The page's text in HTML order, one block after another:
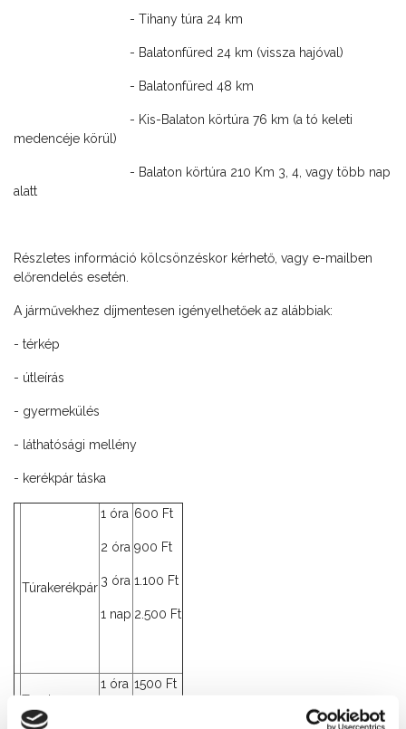
- Tihany túra 24 km
- Balatonfüred 24 km (vissza hajóval)
- Balatonfüred 48 km
- Kis-Balaton körtúra 76 km (a tó keleti
medencéje körül)
- Balaton körtúra 210 Km 3, 4, vagy több nap
alatt
Részletes információ kölcsönzéskor kérhető, vagy e-mailben
előrendelés esetén.
A járművekhez díjmentesen igényelhetőek az alábbiak:
- térkép
- útleírás
- gyermekülés
- láthatósági mellény
- kerékpár táska
Túrakerékpár
1 óra
2 óra
3 óra
1 nap
600 Ft
900 Ft
1.100 Ft
2.500 Ft
Tandem
1 óra 1500 Ft